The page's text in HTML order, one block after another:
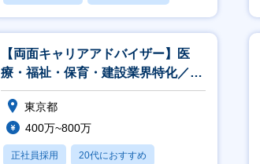
賞与あり
【両面キャリアアドバイザー】医
療・福祉・保育・建設業界特化／賞
与年3回／20代で年収1000万
東京都
400万~800万
正社員採用 20代におすすめ